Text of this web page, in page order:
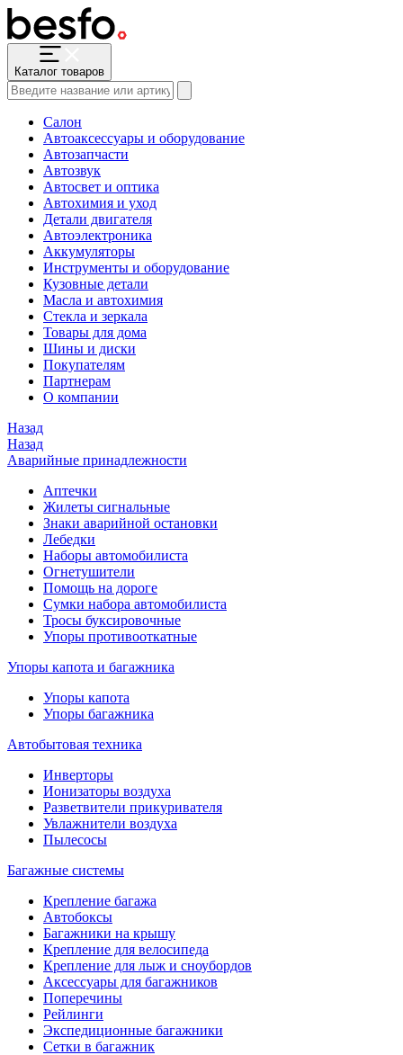
Каталог товаров
Салон
Автоаксессуары и оборудование
Автозапчасти
Автозвук
Автосвет и оптика
Автохимия и уход
Детали двигателя
Автоэлектроника
Аккумуляторы
Инструменты и оборудование
Кузовные детали
Масла и автохимия
Стекла и зеркала
Товары для дома
Шины и диски
Покупателям
Партнерам
О компании
Назад
Назад
Аварийные принадлежности
Аптечки
Жилеты сигнальные
Знаки аварийной остановки
Лебедки
Наборы автомобилиста
Огнетушители
Помощь на дороге
Сумки набора автомобилиста
Тросы буксировочные
Упоры противооткатные
Упоры капота и багажника
Упоры капота
Упоры багажника
Автобытовая техника
Инверторы
Ионизаторы воздуха
Разветвители прикуривателя
Увлажнители воздуха
Пылесосы
Багажные системы
Крепление багажа
Автобоксы
Багажники на крышу
Крепление для велосипеда
Крепление для лыж и сноубордов
Аксессуары для багажников
Поперечины
Рейлинги
Экспедиционные багажники
Сетки в багажник